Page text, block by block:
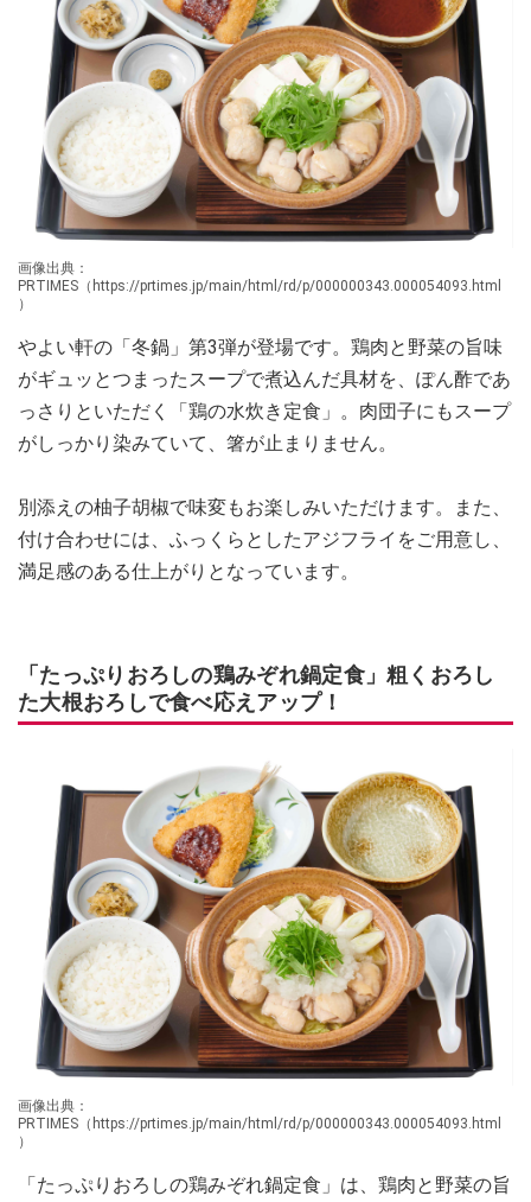
画像出典：
PRTIMES（https://prtimes.jp/main/html/rd/p/000000343.000054093.html
）
やよい軒の「冬鍋」第3弾が登場です。鶏肉と野菜の旨味
がギュッとつまったスープで煮込んだ具材を、ぽん酢であ
っさりといただく「鶏の水炊き定食」。肉団子にもスープ
がしっかり染みていて、箸が止まりません。
別添えの柚子胡椒で味変もお楽しみいただけます。また、
付け合わせには、ふっくらとしたアジフライをご用意し、
満足感のある仕上がりとなっています。
「たっぷりおろしの鶏みぞれ鍋定食」粗くおろし
た大根おろしで食べ応えアップ！
画像出典：
PRTIMES（https://prtimes.jp/main/html/rd/p/000000343.000054093.html
）
「たっぷりおろしの鶏みぞれ鍋定食」は、鶏肉と野菜の旨